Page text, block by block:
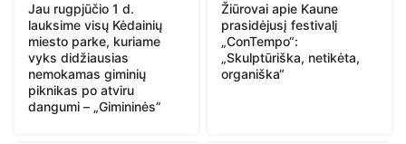
Jau rugpjūčio 1 d.
lauksime visų Kėdainių
miesto parke, kuriame
vyks didžiausias
nemokamas giminių
piknikas po atviru
dangumi – „Gimininės”
Žiūrovai apie Kaune
prasidėjusį festivalį
„ConTempo“:
„Skulptūriška, netikėta,
organiška“